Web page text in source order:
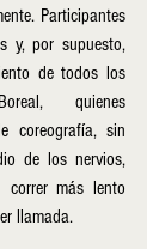
Participantes
y, por supuesto,
de todos los
quienes
coreografía, sin
de los nervios,
correr más lento
llamada.